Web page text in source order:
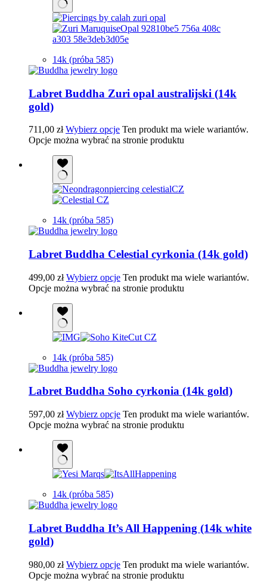
14k (próba 585)
Labret Buddha Zuri opal australijski (14k
gold)
711,00 zł Wybierz opcje Ten produkt ma wiele wariantów.
Opcje można wybrać na stronie produktu
14k (próba 585)
Labret Buddha Celestial cyrkonia (14k gold)
499,00 zł Wybierz opcje Ten produkt ma wiele wariantów.
Opcje można wybrać na stronie produktu
14k (próba 585)
Labret Buddha Soho cyrkonia (14k gold)
597,00 zł Wybierz opcje Ten produkt ma wiele wariantów.
Opcje można wybrać na stronie produktu
14k (próba 585)
Labret Buddha It’s All Happening (14k white
gold)
980,00 zł Wybierz opcje Ten produkt ma wiele wariantów.
Opcje można wybrać na stronie produktu